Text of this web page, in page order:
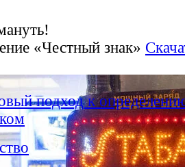
«Честный знак»
подход к